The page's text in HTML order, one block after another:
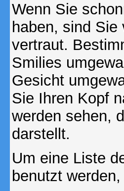
Wenn Sie
haben, sind
vertraut.
Smilies
Gesicht
Sie Ihren Kopf
werden sehen,
darstellt.
Um eine Liste
benutzt